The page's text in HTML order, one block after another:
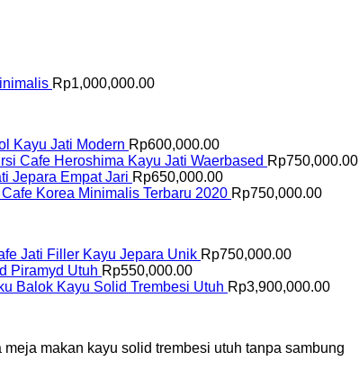
Rp1,000,000.00
Kayu Jati Modern Rp600,000.00
Cafe Heroshima Kayu Jati Waerbased Rp750,000.00
Jepara Empat Jari Rp650,000.00
Cafe Korea Minimalis Terbaru 2020 Rp750,000.00
Jati Filler Kayu Jepara Unik Rp750,000.00
Piramyd Utuh Rp550,000.00
Balok Kayu Solid Trembesi Utuh Rp3,900,000.00
makan kayu solid trembesi utuh tanpa sambung